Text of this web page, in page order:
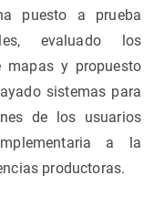
puesto a prueba
evaluado los
mapas y propuesto
sistemas para
de los usuarios
a la
productoras.